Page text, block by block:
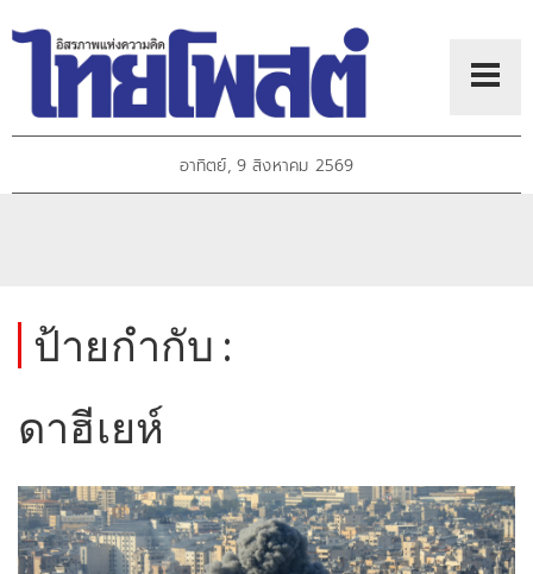
อาทิตย์, 9 สิงหาคม 2569
ป้ายกำกับ :
ดาฮีเยห์